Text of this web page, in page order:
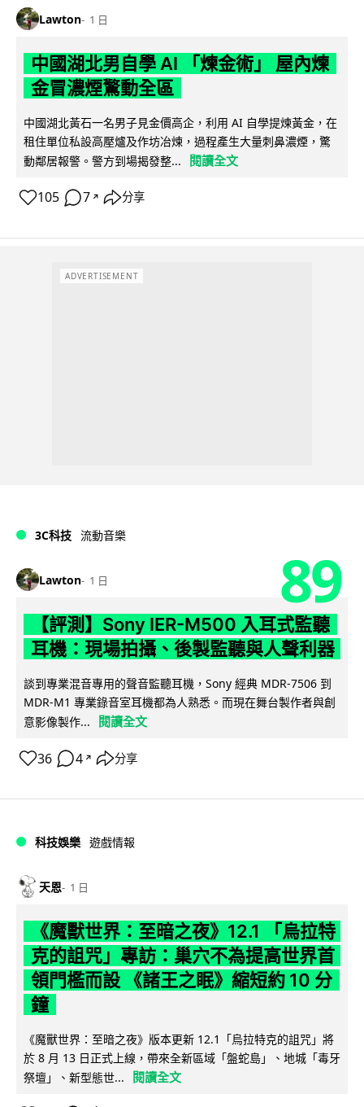
Lawton 1 日
中國湖北男自學 AI 「煉金術」 屋內煉
金冒濃煙驚動全區
中國湖北黃石一名男子見金價高企，利用 AI 自學提煉黃金，在
租住單位私設高壓爐及作坊冶煉，過程產生大量刺鼻濃煙，驚
動鄰居報警。警方到場揭發整...
閱讀全文
105 7 ↗ 分享
ADVERTISEMENT
3C科技 流動音樂
Lawton 1 日 89
【評測】Sony IER-M500 入耳式監聽
耳機：現場拍攝、後製監聽與人聲利器
談到專業混音專用的聲音監聽耳機，Sony 經典 MDR-7506 到
MDR-M1 專業錄音室耳機都為人熟悉。而現在舞台製作者與創
意影像製作...
閱讀全文
36 4 ↗ 分享
科技娛樂 遊戲情報
天恩 1 日
《魔獸世界：至暗之夜》12.1 「烏拉特
克的詛咒」專訪：巢穴不為提高世界首
領門檻而設 《諸王之眠》縮短約 10 分
鐘
《魔獸世界：至暗之夜》版本更新 12.1「烏拉特克的詛咒」將
於 8 月 13 日正式上線，帶來全新區域「盤蛇島」、地城「毒牙
祭壇」、新型態世...
閱讀全文